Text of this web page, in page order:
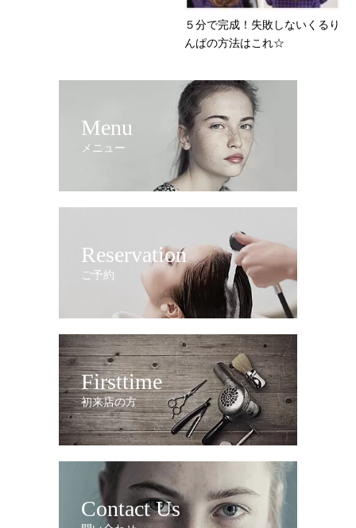
５分で完成！失敗しないくるり
んぱの方法はこれ☆
Menu
メニュー
Reservation
ご予約
Firsttime
初来店の方
Contact Us